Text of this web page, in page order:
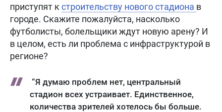
приступят к строительству нового стадиона в
городе. Скажите пожалуйста, насколько
футболисты, болельщики ждут новую арену? И
в целом, есть ли проблема с инфраструктурой в
регионе?
“Я думаю проблем нет, центральный
стадион всех устраивает. Единственное,
количества зрителей хотелось бы больше.